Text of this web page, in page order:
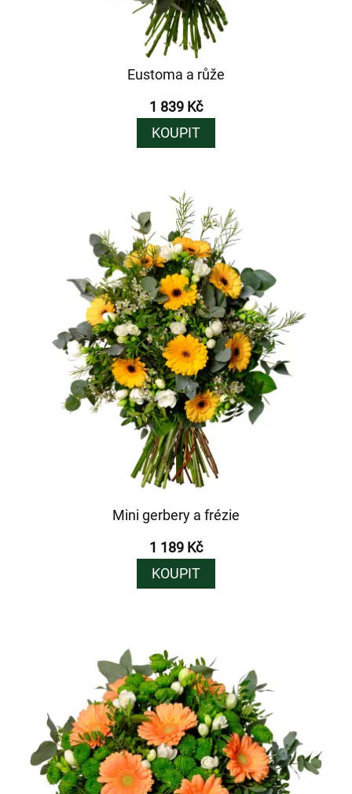
Eustoma a růže
1 839 Kč
KOUPIT
Mini gerbery a frézie
1 189 Kč
KOUPIT